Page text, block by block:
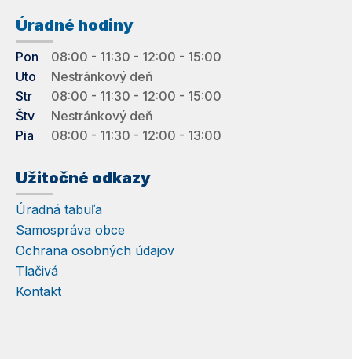
Úradné hodiny
Pon
08:00 - 11:30 - 12:00 - 15:00
Uto
Nestránkový deň
Str
08:00 - 11:30 - 12:00 - 15:00
Štv
Nestránkový deň
Pia
08:00 - 11:30 - 12:00 - 13:00
Užitočné odkazy
Úradná tabuľa
Samospráva obce
Ochrana osobných údajov
Tlačivá
Kontakt